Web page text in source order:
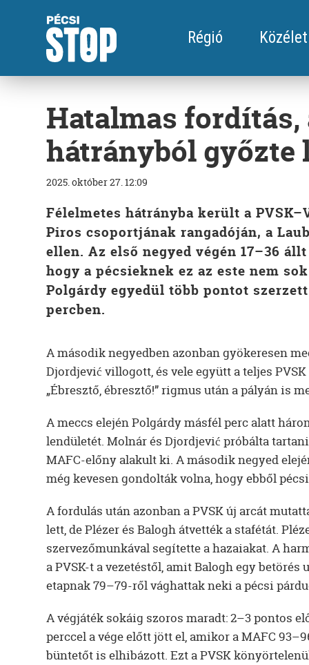
Régió Közélet
Hatalmas fordítás,
hátrányból győzte
2025. október 27. 12:09
Félelmetes hátrányba került a
Piros csoportjának rangadóján, a
ellen. Az első negyed végén 17–36
hogy a pécsieknek ez az este nem
Polgárdy egyedül több pontot
percben.
A második negyedben azonban gyökeresen
Djordjević villogott, és vele együtt a teljes
„Ébresztő, ébresztő!” rigmus után a pályán is
A meccs elején Polgárdy másfél perc alatt
lendületét. Molnár és Djordjević próbálta
MAFC-előny alakult ki. A második negyed
még kevesen gondolták volna, hogy ebből
A fordulás után azonban a PVSK új arcát
lett, de Plézer és Balogh átvették a stafétát.
szervezőmunkával segítette a hazaiakat. A
a PVSK-t a vezetéstől, amit Balogh egy
etapnak 79–79-ről vághattak neki a pécsi
A végjáték sokáig szoros maradt: 2–3 pontos
perccel a vége előtt jött el, amikor a MAFC
büntetőt is elhibázott. Ezt a PVSK